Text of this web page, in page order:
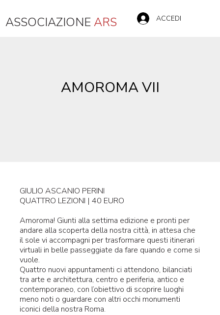
ASSOCIAZIONEARS ACCEDI
AMOROMA VII
GIULIO ASCANIO PERINI
QUATTRO LEZIONI | 40 EURO
Amoroma! Giunti alla settima edizione e pronti per
andare alla scoperta della nostra città, in attesa che
il sole vi accompagni per trasformare questi itinerari
virtuali in belle passeggiate da fare quando e come si
vuole.
Quattro nuovi appuntamenti ci attendono, bilanciati
tra arte e architettura, centro e periferia, antico e
contemporaneo, con l’obiettivo di scoprire luoghi
meno noti o guardare con altri occhi monumenti
iconici della nostra Roma.